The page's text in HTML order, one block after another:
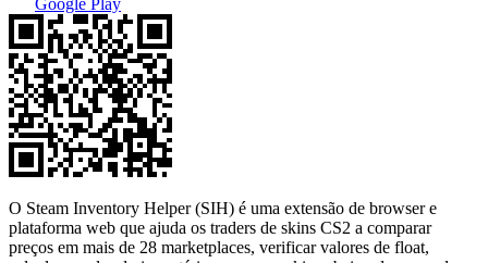
O Steam Inventory Helper (SIH) é uma extensão de browser e
plataforma web que ajuda os traders de skins CS2 a comparar
preços em mais de 28 marketplaces, verificar valores de float,